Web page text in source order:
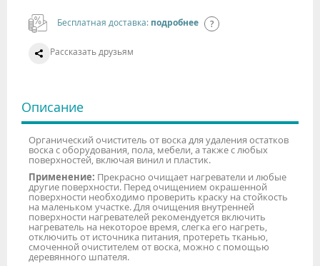
Бесплатная доставка: подробнее
Рассказать друзьям
Описание
Органический очиститель от воска для удаления остатков
воска с оборудования, пола, мебели, а также с любых
поверхностей, включая винил и пластик.
Применение: Прекрасно очищает нагреватели и любые
другие поверхности. Перед очищением окрашенной
поверхности необходимо проверить краску на стойкость
на маленьком участке. Для очищения внутренней
поверхности нагревателей рекомендуется включить
нагреватель на некоторое время, слегка его нагреть,
отключить от источника питания, протереть тканью,
смоченной очистителем от воска, можно с помощью
деревянного шпателя.